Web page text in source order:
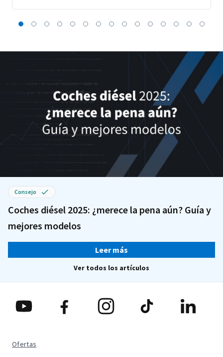
Consejo
Coches diésel 2025: ¿merece la pena aún? Guía y
mejores modelos
Leer más
Ver todos los artículos
Ofertas